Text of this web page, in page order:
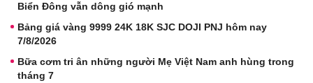
Biển Đông vẫn dông gió mạnh
Bảng giá vàng 9999 24K 18K SJC DOJI PNJ hôm nay
7/8/2026
Bữa cơm tri ân những người Mẹ Việt Nam anh hùng trong
tháng 7